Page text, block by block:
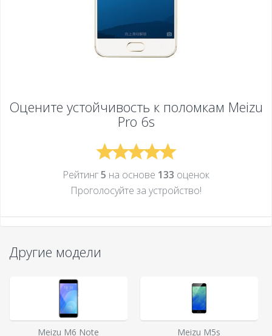
Оцените устойчивость к поломкам Meizu
Pro 6s
Рейтинг5 на основе 133 оценок
Проголосуйте за устройcтво!
Другие модели
Meizu M6 Note Meizu M5s